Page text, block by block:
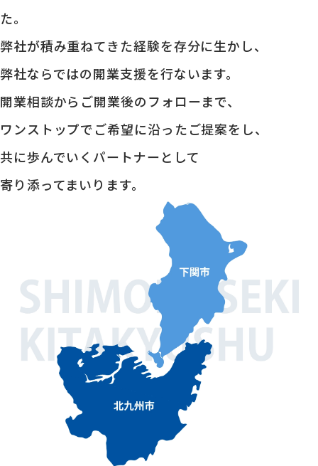
た。
弊社が積み重ねてきた経験を存分に生かし、
弊社ならではの開業支援を行ないます。
開業相談からご開業後のフォローまで、
ワンストップでご希望に沿ったご提案をし、
共に歩んでいくパートナーとして
寄り添ってまいります。